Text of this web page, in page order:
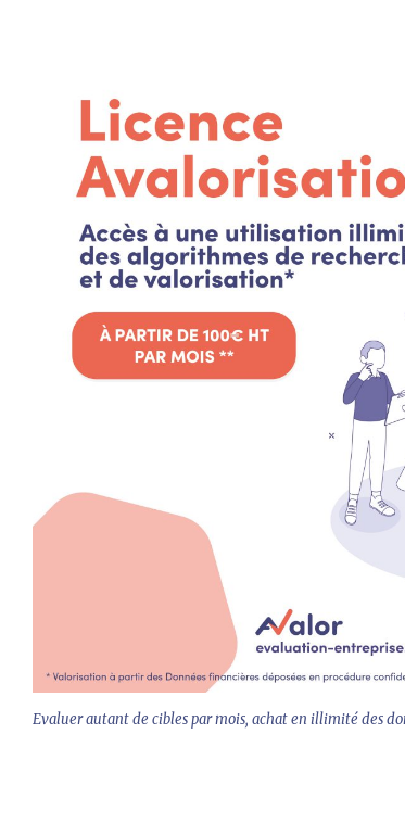
Evaluer autant de cibles par mois, achat en illimité des